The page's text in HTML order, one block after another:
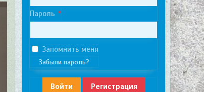
Пароль
Запомнить меня
Забыли пароль?
Войти Регистрация